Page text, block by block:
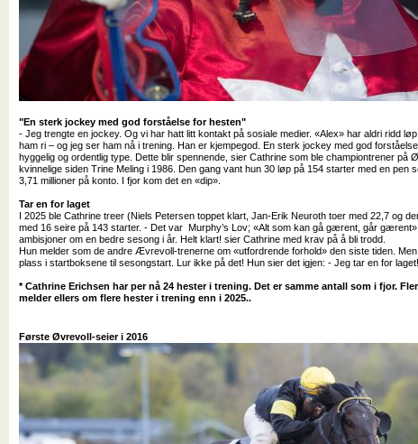
"En sterk jockey med god forståelse for hesten"
- Jeg trengte en jockey. Og vi har hatt litt kontakt på sosiale medier. «Alex» har aldri ridd
ham ri – og jeg ser ham nå i trening. Han er kjempegod. En sterk jockey med god
hyggelig og ordentlig type. Dette blir spennende, sier Cathrine som ble championtrener på
kvinnelige siden Trine Meling i 1986. Den gang vant hun 30 løp på 154 starter med en pen
3,71 millioner på konto. I fjor kom det en «dip».
Tar en for laget
I 2025 ble Cathrine treer (Niels Petersen toppet klart, Jan-Erik Neuroth toer med 22,7 og
med 16 seire på 143 starter. - Det var Murphy’s Lov; «Alt som kan gå gærent, går
ambisjoner om en bedre sesong i år. Helt klart! sier Cathrine med krav på å bli trodd.
Hun melder som de andre Ævrevoll-trenerne om «utfordrende forhold» den siste tiden.
plass i startboksene til sesongstart. Lur ikke på det! Hun sier det igjen: - Jeg tar en for
* Cathrine Erichsen har per nå 24 hester i trening. Det er samme antall som i fjor.
melder ellers om flere hester i trening enn i 2025..
Første Øvrevoll-seier i 2016